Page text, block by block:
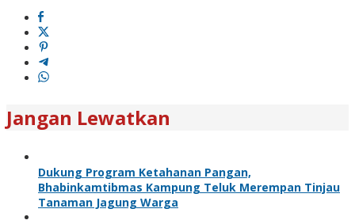
Jangan Lewatkan
Dukung Program Ketahanan Pangan,
Bhabinkamtibmas Kampung Teluk Merempan Tinjau
Tanaman Jagung Warga